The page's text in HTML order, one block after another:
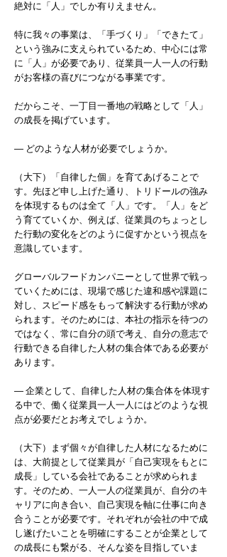
絶対に「人」でしか有りえません。
特に我々の事業は、「手づくり」「できたて」
という強みに支えられているため、中心には常
に「人」が必要であり、従業員一人一人の行動
がお客様の喜びにつながる事業です。
だからこそ、一丁目一番地の戦略として「人」
の成長を掲げています。
― どのような人材が必要でしょうか。
（大下）「自律した個」を育てあげることで
す。先ほど申し上げた通り、トリドールの強み
を体現するものは全て「人」です。「人」をど
う育てていくか、例えば、従業員のちょっとし
た行動の変化をどのように促すかという視点を
意識しています。
グローバルフードカンパニーとして世界で戦っ
ていくためには、現場で感じた違和感や課題に
対し、スピード感をもって解決する行動が求め
られます。そのためには、本社の指示を待つの
ではなく、常に自分の頭で考え、自分の意志で
行動できる自律した人材の集合体である必要が
あります。
― 企業として、自律した人材の集合体を体現す
る中で、働く従業員一人一人にはどのような視
点が必要だとお考えでしょうか。
（大下）まず個々が自律した人材になるために
は、大前提として従業員が「自己実現をもとに
成長」している会社であることが求められま
す。そのため、一人一人の従業員が、自分のキ
ャリアに向き合い、自己実現を軸に仕事に向き
合うことが必要です。それぞれが会社の中で成
し遂げたいことを明確にすることが企業として
の成長にも繋がる、そんな姿を目指していま